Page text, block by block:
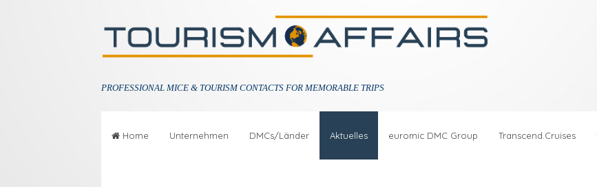
PROFESSIONAL MICE & TOURISM CONTACTS FOR MEMORABLE TRIPS
Home Unternehmen DMCs/Länder Aktuelles euromic DMC Group Transcend.Cruises